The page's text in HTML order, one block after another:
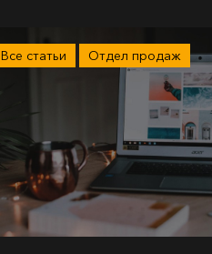
Все статьи Отдел продаж